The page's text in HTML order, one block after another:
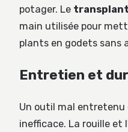
potager. Le
main utilisée pour
plants en godets sans
Entretien et
Un outil mal
inefficace. La rouille et